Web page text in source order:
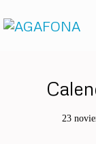
23